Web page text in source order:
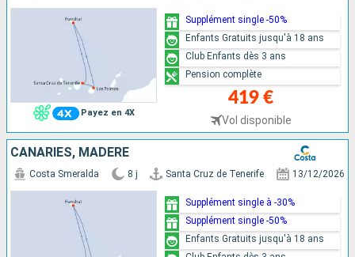
sescroisières de luxe, mêlant immersion dans la culture et
les paysages canariens à une gastronomie raffinée signée
Ducasse Conseil.
Payez en 4X
419 €
Vol disponible
Supplément single -50%
Enfants Gratuits jusqu'à 18 ans
Club Enfants dès 3 ans
Pension complète
CANARIES, MADÈRE
Costa Smeralda 8 j Santa Cruz de Tenerife 13/12/2026
Supplément single à -30%
Supplément single -50%
Enfants Gratuits jusqu'à 18 ans